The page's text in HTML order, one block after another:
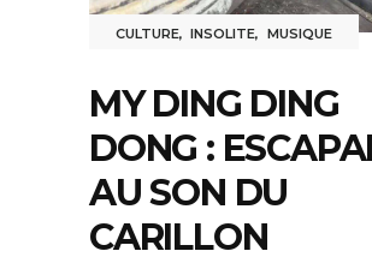
CULTURE,INSOLITE, MUSIQUE
MY DING DING
DONG :
AU SON DU
CARILLON